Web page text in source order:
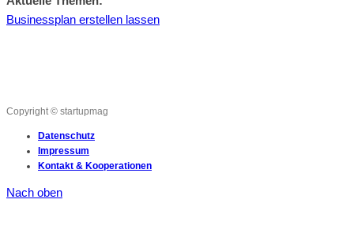
Businessplan erstellen lassen
Copyright © startupmag
Datenschutz
Impressum
Kontakt & Kooperationen
Nach oben